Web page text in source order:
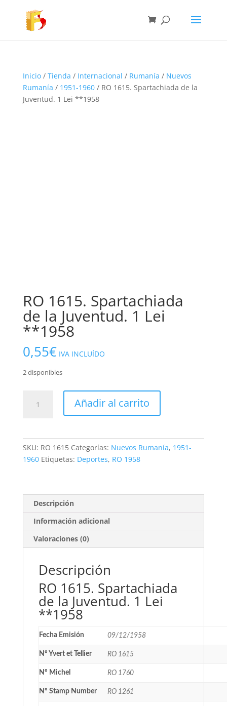
Inicio/ Tienda / Internacional / Rumanía / Nuevos
Rumanía / 1951-1960/ RO 1615. Spartachiada de la
Juventud. 1 Lei **1958
RO 1615. Spartachiada
de la Juventud. 1 Lei
**1958
0,55€ IVA INCLUÍDO
2 disponibles
1615.
Juventud.
cantidad
Añadir al carrito
SKU: RO 1615 Categorías: Nuevos Rumanía, 1951-
1960 Etiquetas: Deportes, RO 1958
Descripción
Información adicional
Valoraciones (0)
Descripción
RO 1615. Spartachiada
de la Juventud. 1 Lei
**1958
Fecha Emisión 09/12/1958
Nº Yvert et Tellier RO 1615
Nº Michel RO 1760
Nº Stamp Number RO 1261